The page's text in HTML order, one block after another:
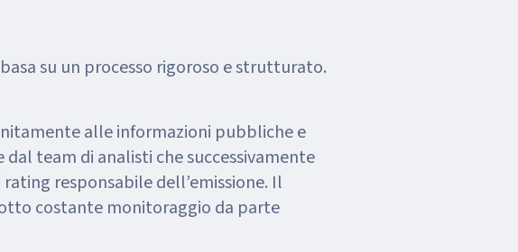
su un processo rigoroso e strutturato.
alle informazioni pubbliche e
team di analisti che successivamente
responsabile dell’emissione. Il
costante monitoraggio da parte